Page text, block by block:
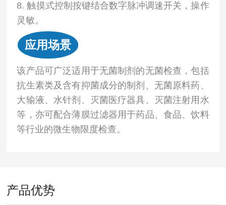
8. 触摸式控制按键结合数字脉冲调速开关，操作
灵敏。
应用场景
该产品可广泛适用于无菌制剂的无菌检查，包括
抗生素类及含有抑菌成分的制剂、无菌原料药、
大输液、水针剂、灭菌医疗器具、灭菌注射用水
等，亦可配合薄膜过滤器用于药品、食品、饮料
等行业的微生物限度检查。
产品优势